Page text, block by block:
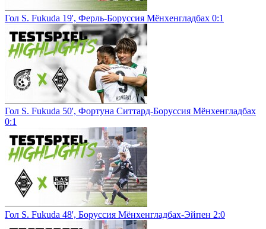
Гол S. Fukuda 19', Ферль-Боруссия Мёнхенгладбах 0:1
Гол S. Fukuda 50', Фортуна Ситтард-Боруссия Мёнхенгладбах
0:1
Гол S. Fukuda 48', Боруссия Мёнхенгладбах-Эйпен 2:0